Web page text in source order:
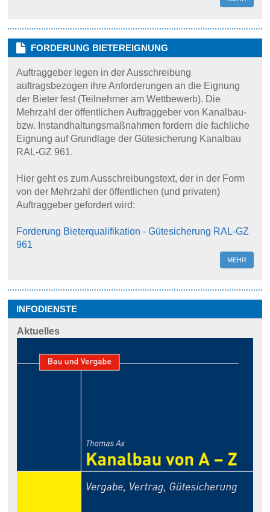
FORDERUNG BIETEREIGNUNG
Auftraggeber legen in der Ausschreibung
auftragsbezogen ihre Anforderungen an die Eignung
der Bieter fest (Teilnehmer am Wettbewerb). Die
Mehrzahl der öffentlichen Auftraggeber von Kanalbau-
bzw. Instandhaltungsmaßnahmen fordern die fachliche
Eignung auf Grundlage der Gütesicherung Kanalbau
RAL-GZ 961.
Hier geht es zum Ausschreibungstext, der in der Form
von der Mehrzahl der öffentlichen (und privaten)
Auftraggeber gefordert wird:
Forderung Bieterqualifikation - Gütesicherung RAL-GZ
961
MEHR
INFODIENSTE
Aktuelles